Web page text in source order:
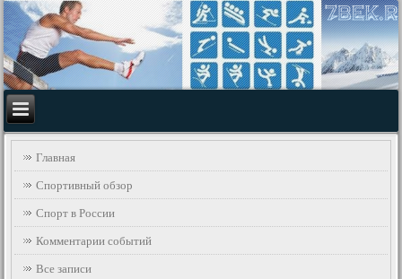
Главная
Спортивный обзор
Спорт в России
Комментарии событий
Все записи